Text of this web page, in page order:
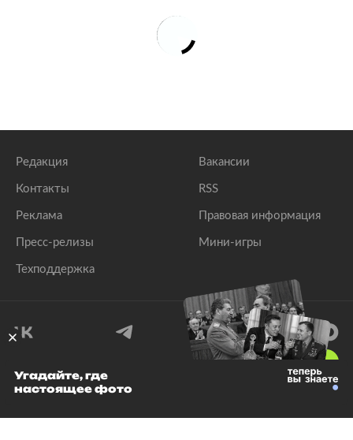
Редакция
Контакты
Реклама
Пресс-релизы
Техподдержка
Вакансии
RSS
Правовая информация
Мини-игры
© 1999–2026 Все права защищены.
Угадайте, где
настоящее фото